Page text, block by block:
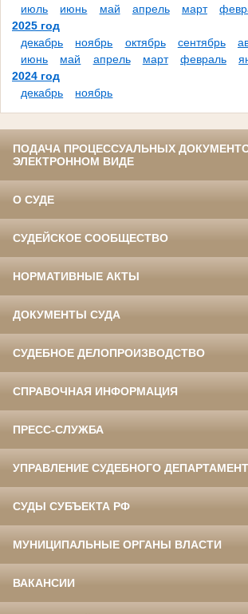
июль
июнь май апрель март
2025 год
декабрь
ноябрь октябрь сентябрь
июнь
май апрель март февраль
2024 год
декабрь
ноябрь
ПОДАЧА ПРОЦЕССУАЛЬНЫХ
ЭЛЕКТРОННОМ ВИДЕ
О СУДЕ
СУДЕЙСКОЕ СООБЩЕСТВО
НОРМАТИВНЫЕ АКТЫ
ДОКУМЕНТЫ СУДА
СУДЕБНОЕ ДЕЛОПРОИЗВОДСТВО
СПРАВОЧНАЯ ИНФОРМАЦИЯ
ПРЕСС-СЛУЖБА
УПРАВЛЕНИЕ СУДЕБНОГО
СУДЫ СУБЪЕКТА РФ
МУНИЦИПАЛЬНЫЕ ОРГАНЫ ВЛАСТИ
ВАКАНСИИ